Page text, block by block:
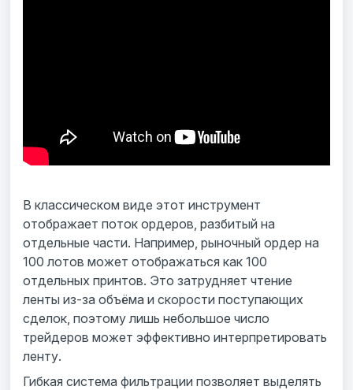
В классическом виде этот инструмент
отображает поток ордеров, разбитый на
отдельные части. Например, рыночный ордер на
100 лотов может отображаться как 100
отдельных принтов. Это затрудняет чтение
ленты из-за объёма и скорости поступающих
сделок, поэтому лишь небольшое число
трейдеров может эффективно интерпретировать
ленту.
Гибкая система фильтрации позволяет выделять